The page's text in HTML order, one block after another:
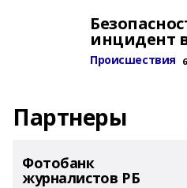
инцидент
Происшествия
Партнеры
Фотобанк
журналистов РБ